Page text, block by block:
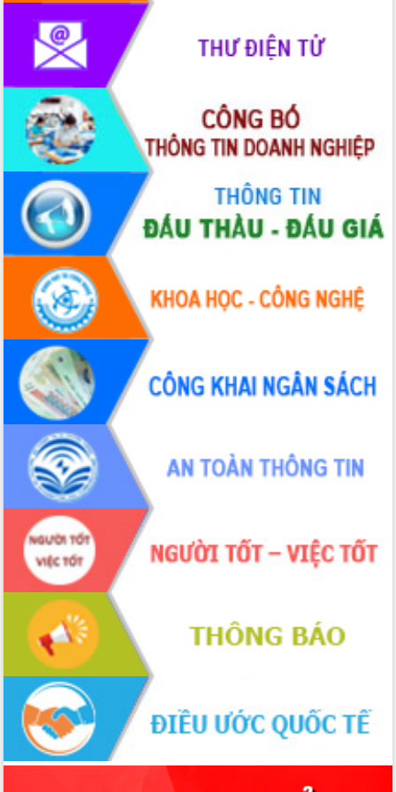
chúc mừng các bệnh viện nhân Ngày
Thầy thuốc Việt Nam
Rộn ràng lễ hội truyền thống Sông
nước Đà Nông lần thứ I năm 2026
Kỳ họp Chuyên đề lần thứ Năm, HĐND
tỉnh Đắk Lắk thông qua các nghị quyết
quan trọng
Thống nhất danh sách giới thiệu ứng
cử đại biểu Quốc hội khoá XVI và đại
biểu HĐND tỉnh Đắk Lắk, nhiệm kỳ
2026-2031
Phát động hai phong trào thi đua quan
trọng trong kỷ nguyên mới
Hội nghị lần thứ tư Ban Chỉ đạo công
tác bầu cử tỉnh Đắk Lắk
Hội nghị Báo cáo viên Trung ương
tháng 01/2026
Phó Thủ tướng Hồ Quốc Dũng đánh giá
cao kết quả Chiến dịch Quang Trung
tại Đắk Lắk
Hội nghị Ban Chấp hành Đảng bộ tỉnh
Đắk Lắk lần thứ 2 (mở rộng)
Tập trung giải phóng mặt bằng, đẩy
nhanh tiến độ Tuyến đường bộ ven
biển
Gỡ khó, khởi công xây dựng, sửa chữa
toàn bộ nhà ở cho hộ dân đúng tiến độ
đề ra
UBND tỉnh Đắk Lắk tổng kết công tác
quốc phòng, quân sự địa phương năm
2025
Tập trung triển khai quyết liệt, đồng bộ
các giải pháp nhằm thực hiện hiệu quả
các nhiệm vụ đề ra năm 2025
Phát huy vai trò của người có uy tín
trong phòng chống tảo hôn và hôn
nhân cận huyết thống
Nông sản Tây Nguyên thu hút doanh
nghiệp nước ngoài
Đắk Lắk định vị thương hiệu du lịch
“Biển – Rừng – Cà phê” trong không